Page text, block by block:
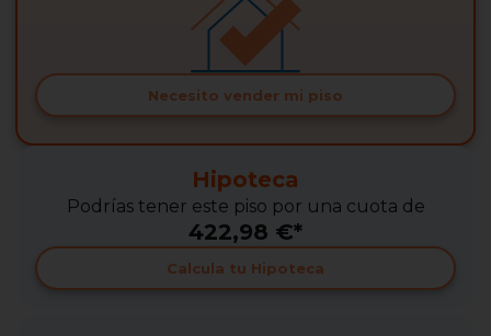
Necesito vender mi piso
Hipoteca
Podrías tener este piso por una cuota de
422,98 €*
Calcula tu Hipoteca